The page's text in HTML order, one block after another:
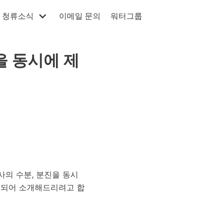
청류소식 이메일 문의 워터그룹
동시에 제
의 수분, 분진을 동시
어 소개해드리려고 합